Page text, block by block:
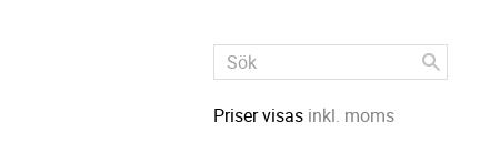
Priser visas inkl. moms